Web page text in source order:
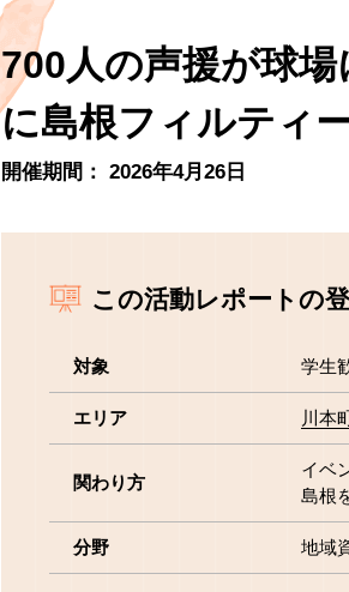
700人の声援が球
に島根フィルティ
開催期間： 2026年4月26日
この活動レポートの
対象 学生
エリア 川本
関わり方
イベ
島根
分野 地域